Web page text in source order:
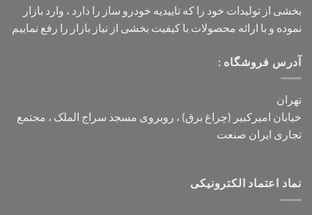
بخشی از تولیدات خود را که تاییدیه خودرو ساز را دارد ، وارد بازار
نموده و با ارائه محصولات با کیفیت بخشی از نیاز بازار را رفع نماییم
آدرس فروشگاه :
تهران
خیابان امیرکبیر (چراغ برق) ، روبروی مسجد سراج الملک ، مجتمع
تجاری ایران صنعت
نماد اعتماد الکترونیکی